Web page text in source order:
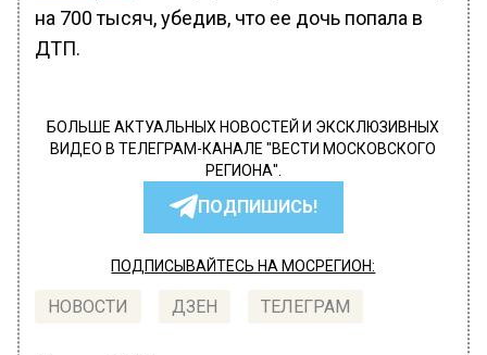
на 700 тысяч, убедив, что ее дочь попала в
ДТП.
БОЛЬШЕ АКТУАЛЬНЫХ НОВОСТЕЙ И ЭКСКЛЮЗИВНЫХ
ВИДЕО В ТЕЛЕГРАМ-КАНАЛЕ "ВЕСТИ МОСКОВСКОГО
РЕГИОНА".
ПОДПИШИСЬ!
ПОДПИСЫВАЙТЕСЬ НА МОСРЕГИОН:
НОВОСТИ ДЗЕН ТЕЛЕГРАМ